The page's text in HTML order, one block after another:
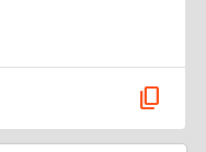
content_copy